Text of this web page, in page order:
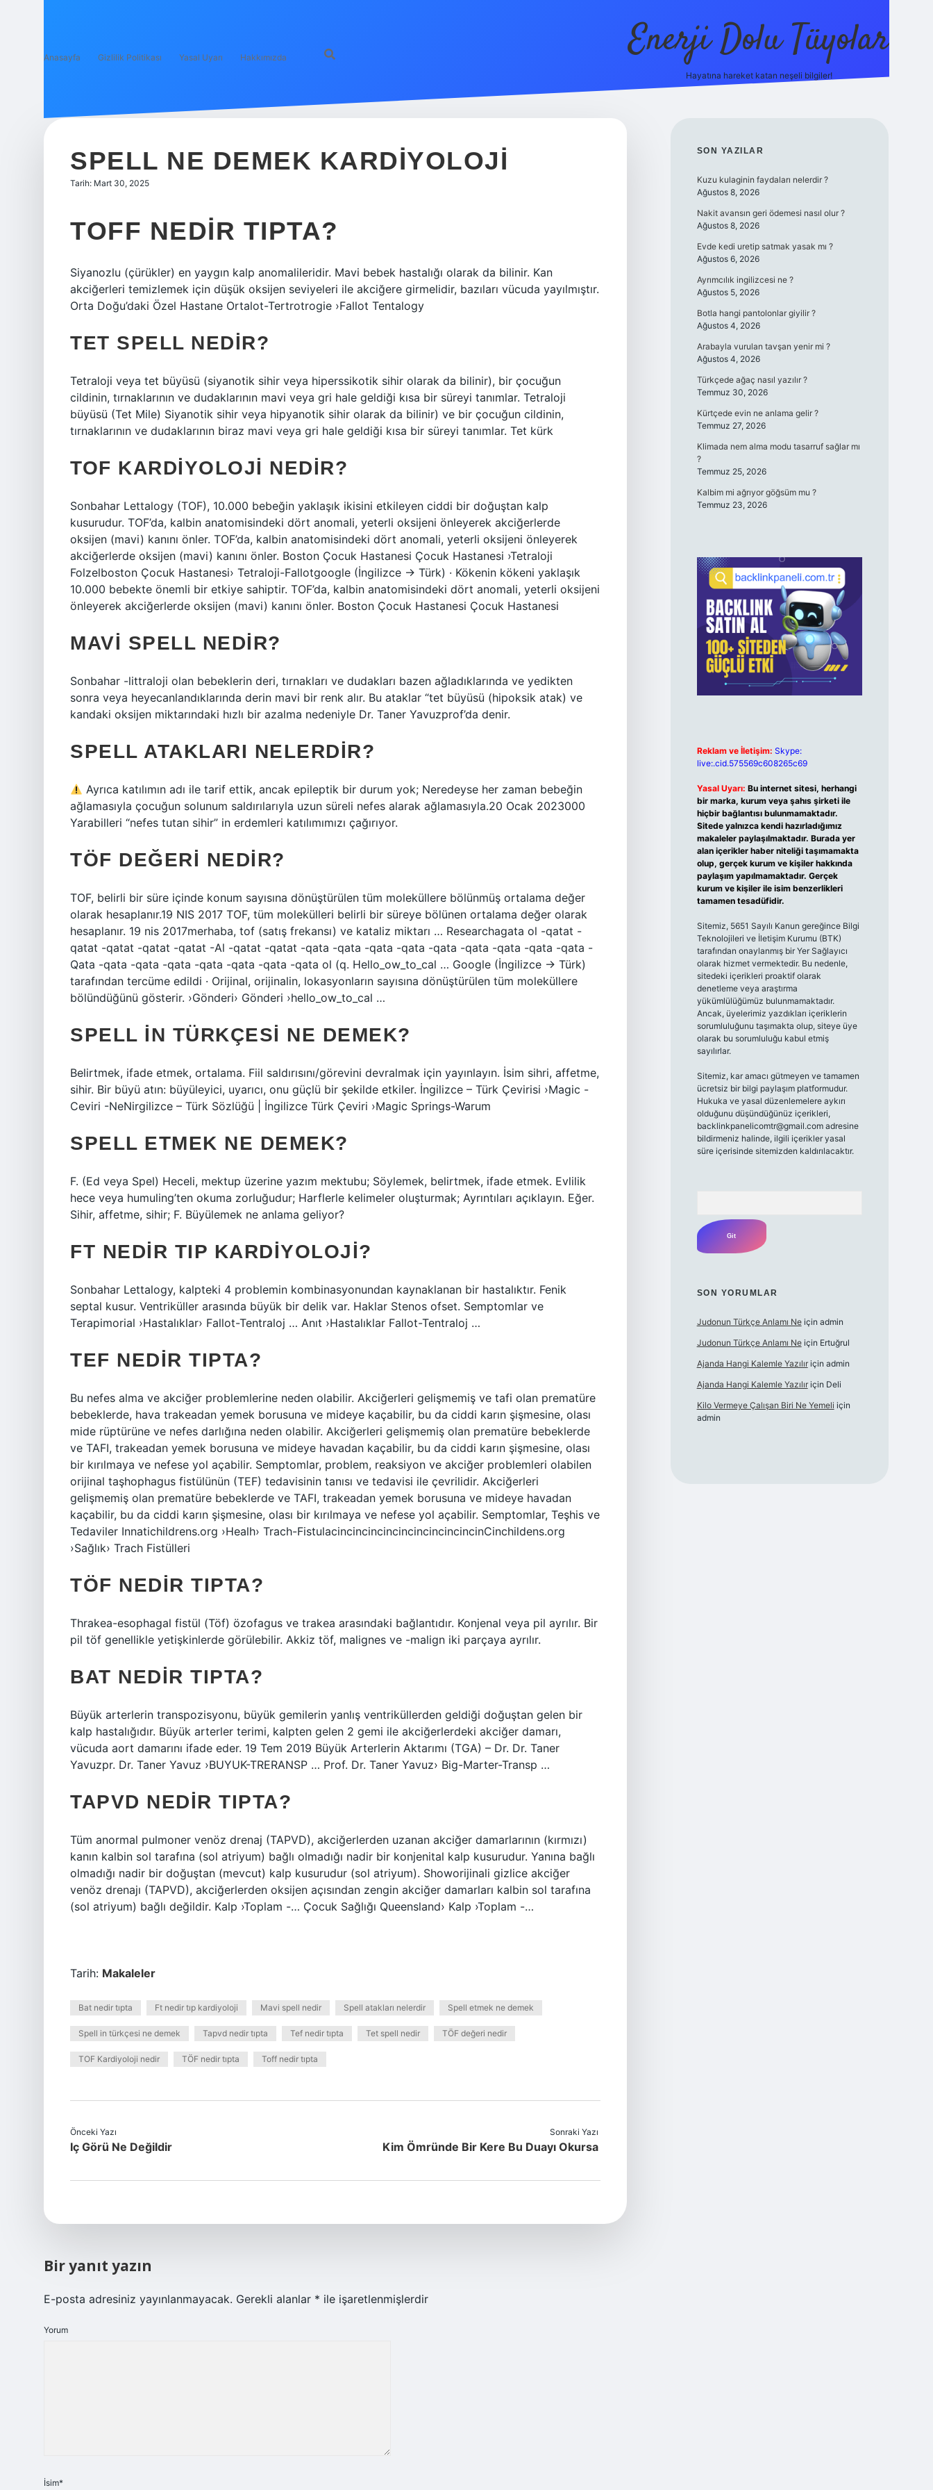
Anasayfa Gizlilik Politikası Yasal Uyarı Hakkımızda Enerji Dolu Tüyolar
Hayatına hareket katan neşeli bilgiler!
SPELL NE DEMEK KARDIYOLOJI
Tarih: Mart 30, 2025
TOFF NEDIR TIPTA?
Siyanozlu (çürükler) en yaygın kalp anomalileridir. Mavi bebek hastalığı olarak da bilinir. Kan
akciğerleri temizlemek için düşük oksijen seviyeleri ile akciğere girmelidir, bazıları vücuda yayılmıştır.
Orta Doğu’daki Özel Hastane Ortalot-Tertrotrogie ›Fallot Tentalogy
TET SPELL NEDIR?
Tetraloji veya tet büyüsü (siyanotik sihir veya hiperssikotik sihir olarak da bilinir), bir çocuğun
cildinin, tırnaklarının ve dudaklarının mavi veya gri hale geldiği kısa bir süreyi tanımlar. Tetraloji
büyüsü (Tet Mile) Siyanotik sihir veya hipyanotik sihir olarak da bilinir) ve bir çocuğun cildinin,
tırnaklarının ve dudaklarının biraz mavi veya gri hale geldiği kısa bir süreyi tanımlar. Tet kürk
TOF KARDIYOLOJI NEDIR?
Sonbahar Lettalogy (TOF), 10.000 bebeğin yaklaşık ikisini etkileyen ciddi bir doğuştan kalp
kusurudur. TOF’da, kalbin anatomisindeki dört anomali, yeterli oksijeni önleyerek akciğerlerde
oksijen (mavi) kanını önler. TOF’da, kalbin anatomisindeki dört anomali, yeterli oksijeni önleyerek
akciğerlerde oksijen (mavi) kanını önler. Boston Çocuk Hastanesi Çocuk Hastanesi ›Tetraloji
Folzelboston Çocuk Hastanesi› Tetraloji-Fallotgoogle (İngilizce → Türk) · Kökenin kökeni yaklaşık
10.000 bebekte önemli bir etkiye sahiptir. TOF’da, kalbin anatomisindeki dört anomali, yeterli oksijeni
önleyerek akciğerlerde oksijen (mavi) kanını önler. Boston Çocuk Hastanesi Çocuk Hastanesi
MAVI SPELL NEDIR?
Sonbahar -littraloji olan bebeklerin deri, tırnakları ve dudakları bazen ağladıklarında ve yedikten
sonra veya heyecanlandıklarında derin mavi bir renk alır. Bu ataklar “tet büyüsü (hipoksik atak) ve
kandaki oksijen miktarındaki hızlı bir azalma nedeniyle Dr. Taner Yavuzprof’da denir.
SPELL ATAKLARI NELERDIR?
Ayrıca katılımın adı ile tarif ettik, ancak epileptik bir durum yok; Neredeyse her zaman bebeğin
ağlamasıyla çocuğun solunum saldırılarıyla uzun süreli nefes alarak ağlamasıyla.20 Ocak 2023000
Yarabilleri “nefes tutan sihir” in erdemleri katılımımızı çağırıyor.
TÖF DEĞERI NEDIR?
TOF, belirli bir süre içinde konum sayısına dönüştürülen tüm moleküllere bölünmüş ortalama değer
olarak hesaplanır.19 NIS 2017 TOF, tüm molekülleri belirli bir süreye bölünen ortalama değer olarak
hesaplanır. 19 nis 2017merhaba, tof (satış frekansı) ve kataliz miktarı … Researchagata ol -qatat -
qatat -qatat -qatat -qatat -Al -qatat -qatat -qata -qata -qata -qata -qata -qata -qata -qata -qata -
Qata -qata -qata -qata -qata -qata -qata -qata ol (q. Hello_ow_to_cal … Google (İngilizce → Türk)
tarafından tercüme edildi · Orijinal, orijinalin, lokasyonların sayısına dönüştürülen tüm moleküllere
bölündüğünü gösterir. ›Gönderi› Gönderi ›hello_ow_to_cal …
SPELL IN TÜRKÇESI NE DEMEK?
Belirtmek, ifade etmek, ortalama. Fiil saldırısını/görevini devralmak için yayınlayın. İsim sihri, affetme,
sihir. Bir büyü atın: büyüleyici, uyarıcı, onu güçlü bir şekilde etkiler. İngilizce – Türk Çevirisi ›Magic -
Ceviri -NeNirgilizce – Türk Sözlüğü | İngilizce Türk Çeviri ›Magic Springs-Warum
SPELL ETMEK NE DEMEK?
F. (Ed veya Spel) Heceli, mektup üzerine yazım mektubu; Söylemek, belirtmek, ifade etmek. Evlilik
hece veya humuling’ten okuma zorluğudur; Harflerle kelimeler oluşturmak; Ayrıntıları açıklayın. Eğer.
Sihir, affetme, sihir; F. Büyülemek ne anlama geliyor?
FT NEDIR TIP KARDIYOLOJI?
Sonbahar Lettalogy, kalpteki 4 problemin kombinasyonundan kaynaklanan bir hastalıktır. Fenik
septal kusur. Ventriküller arasında büyük bir delik var. Haklar Stenos ofset. Semptomlar ve
Terapimorial ›Hastalıklar› Fallot-Tentraloj … Anıt ›Hastalıklar Fallot-Tentraloj …
TEF NEDIR TIPTA?
Bu nefes alma ve akciğer problemlerine neden olabilir. Akciğerleri gelişmemiş ve tafi olan prematüre
bebeklerde, hava trakeadan yemek borusuna ve mideye kaçabilir, bu da ciddi karın şişmesine, olası
mide rüptürüne ve nefes darlığına neden olabilir. Akciğerleri gelişmemiş olan prematüre bebeklerde
ve TAFI, trakeadan yemek borusuna ve mideye havadan kaçabilir, bu da ciddi karın şişmesine, olası
bir kırılmaya ve nefese yol açabilir. Semptomlar, problem, reaksiyon ve akciğer problemleri olabilen
orijinal taşhophagus fistülünün (TEF) tedavisinin tanısı ve tedavisi ile çevrilidir. Akciğerleri
gelişmemiş olan prematüre bebeklerde ve TAFI, trakeadan yemek borusuna ve mideye havadan
kaçabilir, bu da ciddi karın şişmesine, olası bir kırılmaya ve nefese yol açabilir. Semptomlar, Teşhis ve
Tedaviler Innatichildrens.org ›Healh› Trach-FistulacincincincincincincincincincinCinchildens.org
›Sağlık› Trach Fistülleri
TÖF NEDIR TIPTA?
Thrakea-esophagal fistül (Töf) ​​özofagus ve trakea arasındaki bağlantıdır. Konjenal veya pil ayrılır. Bir
pil töf genellikle yetişkinlerde görülebilir. Akkiz töf, malignes ve -malign iki parçaya ayrılır.
BAT NEDIR TIPTA?
Büyük arterlerin transpozisyonu, büyük gemilerin yanlış ventriküllerden geldiği doğuştan gelen bir
kalp hastalığıdır. Büyük arterler terimi, kalpten gelen 2 gemi ile akciğerlerdeki akciğer damarı,
vücuda aort damarını ifade eder. 19 Tem 2019 Büyük Arterlerin Aktarımı (TGA) – Dr. Dr. Taner
Yavuzpr. Dr. Taner Yavuz ›BUYUK-TRERANSP … Prof. Dr. Taner Yavuz› Big-Marter-Transp …
TAPVD NEDIR TIPTA?
Tüm anormal pulmoner venöz drenaj (TAPVD), akciğerlerden uzanan akciğer damarlarının (kırmızı)
kanın kalbin sol tarafına (sol atriyum) bağlı olmadığı nadir bir konjenital kalp kusurudur. Yanına bağlı
olmadığı nadir bir doğuştan (mevcut) kalp kusurudur (sol atriyum). Showorijinali gizlice akciğer
venöz drenajı (TAPVD), akciğerlerden oksijen açısından zengin akciğer damarları kalbin sol tarafına
(sol atriyum) bağlı değildir. Kalp ›Toplam -… Çocuk Sağlığı Queensland› Kalp ›Toplam -…
Tarih: Makaleler
Bat nedir tıpta Ft nedir tıp kardiyoloji Mavi spell nedir Spell atakları nelerdir Spell etmek ne demek
Spell in türkçesi ne demek Tapvd nedir tıpta Tef nedir tıpta Tet spell nedir TÖF değeri nedir
TOF Kardiyoloji nedir TÖF nedir tıpta Toff nedir tıpta
Önceki Yazı
Iç Görü Ne Değildir
Sonraki Yazı
Kim Ömründe Bir Kere Bu Duayı Okursa
Bir yanıt yazın
E-posta adresiniz yayınlanmayacak. Gerekli alanlar * ile işaretlenmişlerdir
Yorum
İsim*
SIDEBAR
SON YAZILAR
Kuzu kulaginin faydaları nelerdir ?
Ağustos 8, 2026
Nakit avansın geri ödemesi nasıl olur ?
Ağustos 8, 2026
Evde kedi uretip satmak yasak mı ?
Ağustos 6, 2026
Ayrımcılık ingilizcesi ne ?
Ağustos 5, 2026
Botla hangi pantolonlar giyilir ?
Ağustos 4, 2026
Arabayla vurulan tavşan yenir mi ?
Ağustos 4, 2026
Türkçede ağaç nasıl yazılır ?
Temmuz 30, 2026
Kürtçede evin ne anlama gelir ?
Temmuz 27, 2026
Klimada nem alma modu tasarruf sağlar mı
?
Temmuz 25, 2026
Kalbim mi ağrıyor göğsüm mu ?
Temmuz 23, 2026
Reklam ve İletişim: Skype:
live:.cid.575569c608265c69
Yasal Uyarı: Bu internet sitesi, herhangi
bir marka, kurum veya şahıs şirketi ile
hiçbir bağlantısı bulunmamaktadır.
Sitede yalnızca kendi hazırladığımız
makaleler paylaşılmaktadır. Burada yer
alan içerikler haber niteliği taşımamakta
olup, gerçek kurum ve kişiler hakkında
paylaşım yapılmamaktadır. Gerçek
kurum ve kişiler ile isim benzerlikleri
tamamen tesadüfidir.
Sitemiz, 5651 Sayılı Kanun gereğince Bilgi
Teknolojileri ve İletişim Kurumu (BTK)
tarafından onaylanmış bir Yer Sağlayıcı
olarak hizmet vermektedir. Bu nedenle,
sitedeki içerikleri proaktif olarak
denetleme veya araştırma
yükümlülüğümüz bulunmamaktadır.
Ancak, üyelerimiz yazdıkları içeriklerin
sorumluluğunu taşımakta olup, siteye üye
olarak bu sorumluluğu kabul etmiş
sayılırlar.
Sitemiz, kar amacı gütmeyen ve tamamen
ücretsiz bir bilgi paylaşım platformudur.
Hukuka ve yasal düzenlemelere aykırı
olduğunu düşündüğünüz içerikleri,
backlinkpanelicomtr@gmail.comadresine
bildirmeniz halinde, ilgili içerikler yasal
süre içerisinde sitemizden kaldırılacaktır.
SON YORUMLAR
Judonun Türkçe Anlamı Neiçin admin
Judonun Türkçe Anlamı Neiçin Ertuğrul
Ajanda Hangi Kalemle Yazılıriçin admin
Ajanda Hangi Kalemle Yazılıriçin Deli
Kilo Vermeye Çalışan Biri Ne Yemeli için
admin